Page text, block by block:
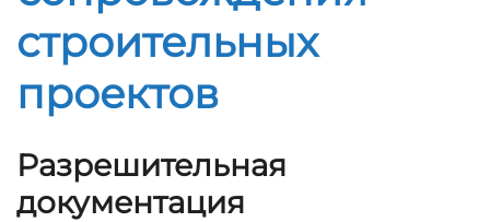
строительных
проектов
Разрешительная
документация